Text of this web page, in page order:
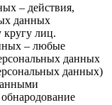
– действия,
данных
кругу лиц.
– любые
данных
данных)